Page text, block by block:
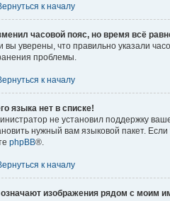
к началу
часовой пояс, но время всё
вы уверены, что правильно указали
проблемы.
к началу
языка нет в списке!
не установил поддержку
нужный вам языковой пакет.
phpBB®.
к началу
изображения рядом с моим